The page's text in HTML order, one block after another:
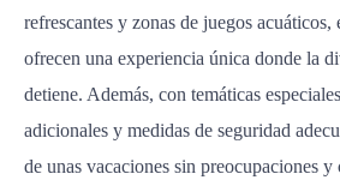
refrescantes y zonas de juegos acuáticos,
ofrecen una experiencia única donde la
detiene. Además, con temáticas
adicionales y medidas de seguridad
de unas vacaciones sin preocupaciones